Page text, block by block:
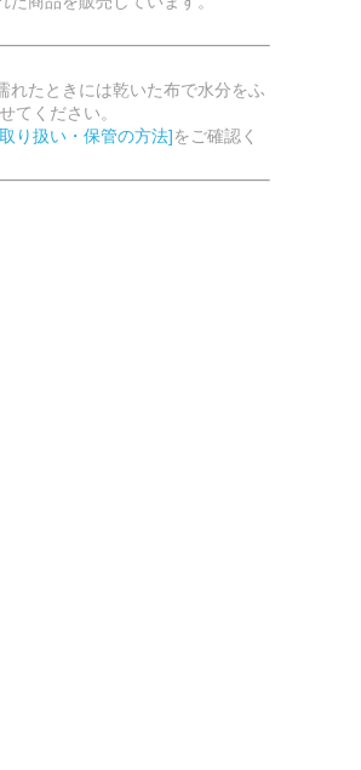
れたときには乾いた布で水分をふ
てください。
り扱い・保管の方法]をご確認く